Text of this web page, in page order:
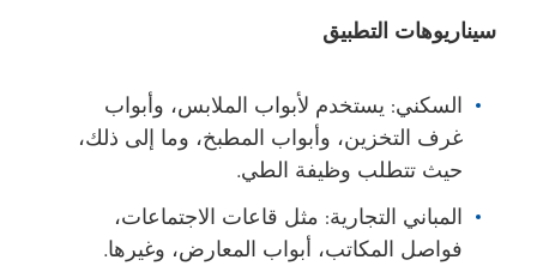
سيناريوهات التطبيق
السكني: يستخدم لأبواب الملابس، وأبواب
غرف التخزين، وأبواب المطبخ، وما إلى ذلك،
حيث تتطلب وظيفة الطي.
المباني التجارية: مثل قاعات الاجتماعات،
فواصل المكاتب، أبواب المعارض، وغيرها.